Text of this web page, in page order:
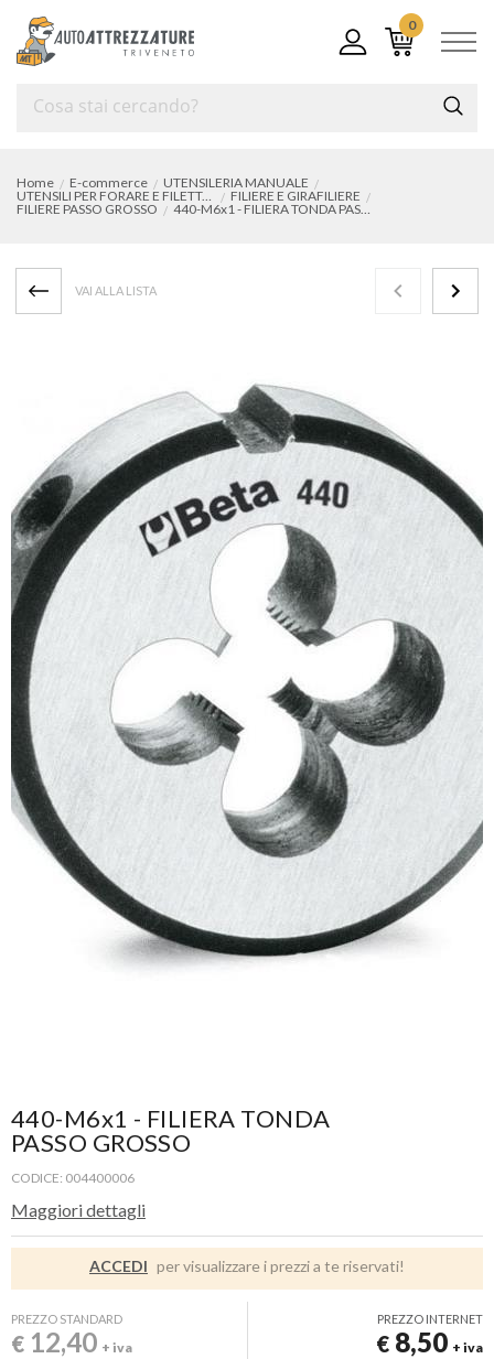
0
Home E-commerce
UTENSILERIA MANUALE
UTENSILI PER FORARE E FILETTARE
FILIERE E GIRAFILIERE
FILIERE PASSO GROSSO
440-M6x1 - FILIERA TONDA PASSO GROSSO
VAI ALLA LISTA
440-M6x1 - FILIERA TONDA
PASSO GROSSO
CODICE: 004400006
Maggiori dettagli
ACCEDI per visualizzare i prezzi a te riservati!
PREZZO STANDARD
€ 12,40 + iva
PREZZO INTERNET
€ 8,50 + iva